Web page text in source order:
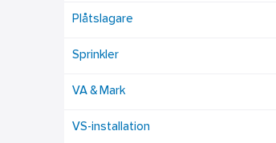
Plåtslagare
Sprinkler
VA & Mark
VS-installation